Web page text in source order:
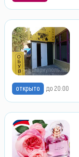
открыто до 20:00